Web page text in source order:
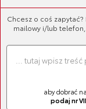
LISTA
Chcesz o coś
mailowy i/lub
aby dobrać
podaj nr